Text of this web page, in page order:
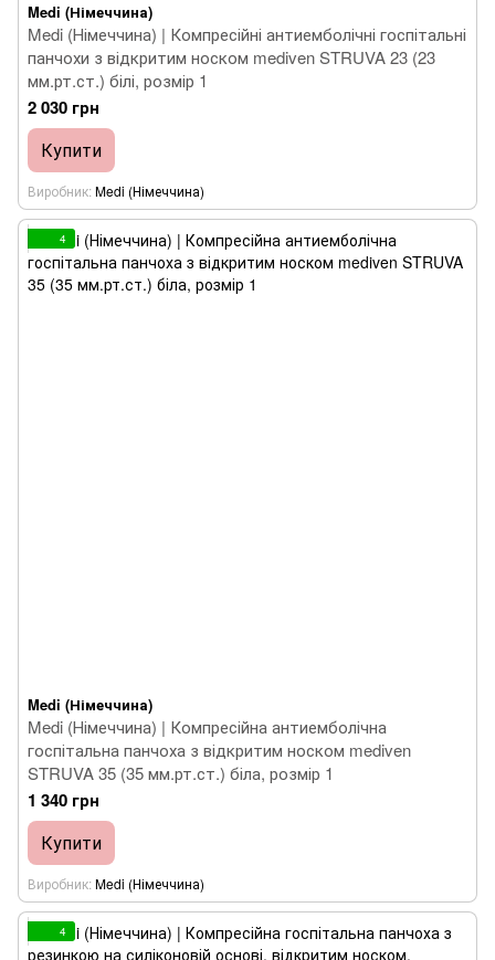
Medi (Німеччина)
Medi (Німеччина) | Компресійні антиемболічні госпітальні
панчохи з відкритим носком mediven STRUVA 23 (23
мм.рт.ст.) білі, розмір 1
2 030 грн
Купити
Виробник Medi (Німеччина)
4
Medi (Німеччина)
Medi (Німеччина) | Компресійна антиемболічна
госпітальна панчоха з відкритим носком mediven
STRUVA 35 (35 мм.рт.ст.) біла, розмір 1
1 340 грн
Купити
Виробник Medi (Німеччина)
4